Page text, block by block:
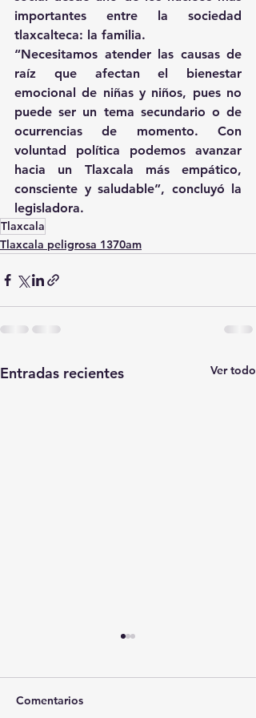
importantes entre la sociedad
tlaxcalteca: la familia.
“Necesitamos atender las causas de
raíz que afectan el bienestar
emocional de niñas y niños, pues no
puede ser un tema secundario o de
ocurrencias de momento. Con
voluntad política podemos avanzar
hacia un Tlaxcala más empático,
consciente y saludable”, concluyó la
legisladora.
Tlaxcala
Tlaxcala peligrosa 1370am
Entradas recientes Ver todo
Comentarios